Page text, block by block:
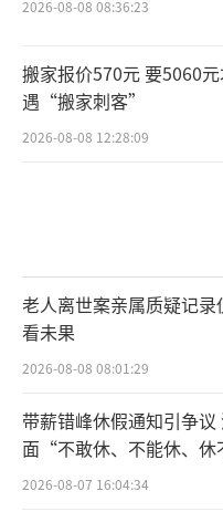
2026-08-08 08:36:23
搬家报价570元 要5060
遇“搬家刺客”
2026-08-08 12:28:09
老人离世案亲属质疑记
看未果
2026-08-08 08:01:29
带薪错峰休假通知引争议
面“不敢休、不能休、
2026-08-07 16:04:34